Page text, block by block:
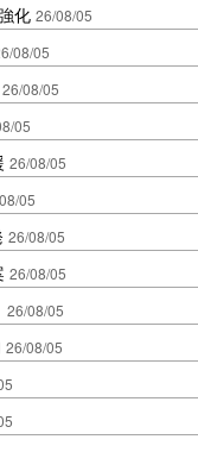
化 26/08/05
08/05
26/08/05
05
26/08/05
05
26/08/05
26/08/05
26/08/05
26/08/05